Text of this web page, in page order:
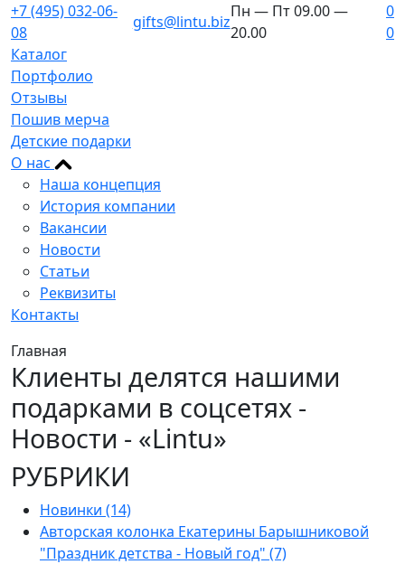
+7 (495) 032-06-
08
gifts@lintu.biz
Пн — Пт 09.00 —
20.00
0
0
Каталог
Портфолио
Отзывы
Пошив мерча
Детские подарки
О нас
Наша концепция
История компании
Вакансии
Новости
Статьи
Реквизиты
Контакты
Главная
Клиенты делятся нашими
подарками в соцсетях -
Новости - «Lintu»
РУБРИКИ
Новинки (14)
Авторская колонка Екатерины Барышниковой
"Праздник детства - Новый год" (7)